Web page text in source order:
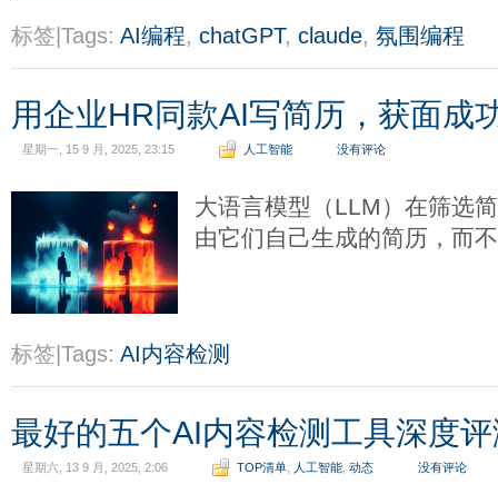
标签|Tags: AI编程, chatGPT, claude, 氛围编程
用企业HR同款AI写简历，获面成
星期一, 15 9 月, 2025, 23:15 人工智能 没有评论
大语言模型（LLM）在筛选
由它们自己生成的简历，而
标签|Tags: AI内容检测
最好的五个AI内容检测工具深度
星期六, 13 9 月, 2025, 2:06 TOP清单 人工智能 动态 没有评论